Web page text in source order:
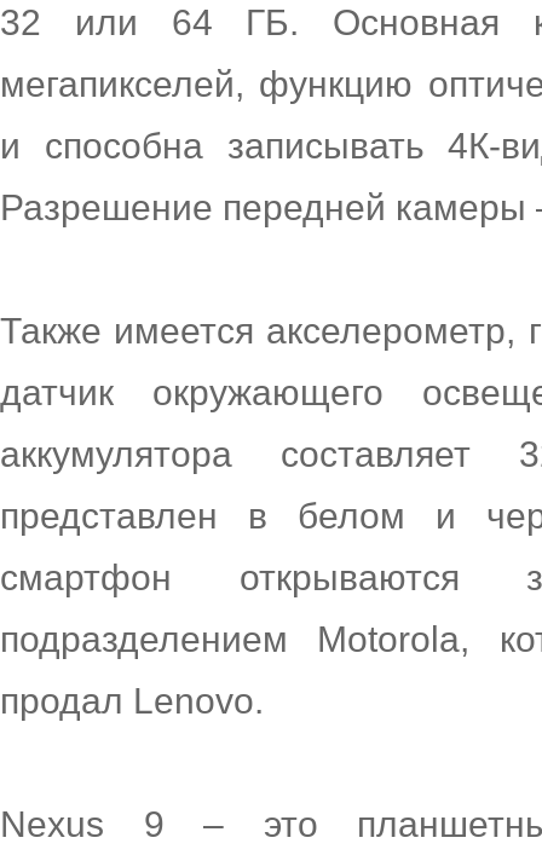
32 или 64 ГБ. Основная
мегапикселей, функцию
и способна записывать 4К-
Разрешение передней камеры
Также имеется акселерометр,
датчик окружающего
аккумулятора
представлен в белом и
смартфон
подразделением Motorola,
продал Lenovo.
Nexus 9 – это